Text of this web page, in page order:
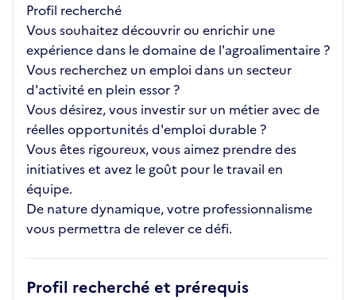
Profil recherché
Vous souhaitez découvrir ou enrichir une
expérience dans le domaine de l'agroalimentaire ?
Vous recherchez un emploi dans un secteur
d'activité en plein essor ?
Vous désirez, vous investir sur un métier avec de
réelles opportunités d'emploi durable ?
Vous êtes rigoureux, vous aimez prendre des
initiatives et avez le goût pour le travail en
équipe.
De nature dynamique, votre professionnalisme
vous permettra de relever ce défi.
Profil recherché et prérequis